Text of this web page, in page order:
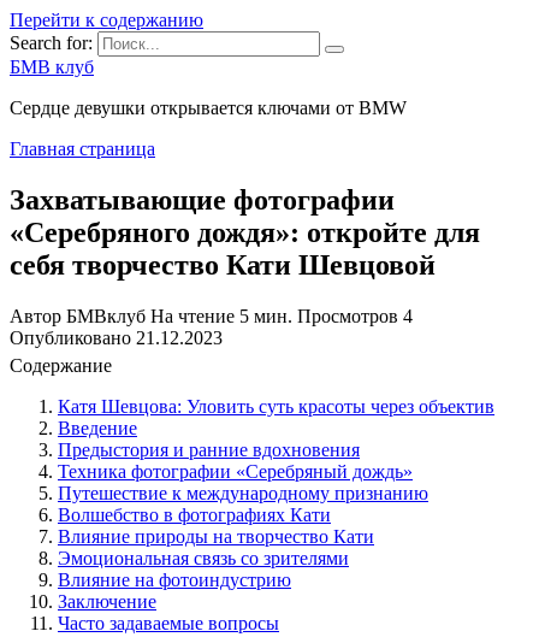
Перейти к содержанию
Search for:
БМВ клуб
Сердце девушки открывается ключами от BMW
Главная страница
Захватывающие фотографии
«Серебряного дождя»: откройте для
себя творчество Кати Шевцовой
Автор БМВклуб На чтение 5 мин. Просмотров 4
Опубликовано 21.12.2023
Содержание
Катя Шевцова: Уловить суть красоты через объектив
Введение
Предыстория и ранние вдохновения
Техника фотографии «Серебряный дождь»
Путешествие к международному признанию
Волшебство в фотографиях Кати
Влияние природы на творчество Кати
Эмоциональная связь со зрителями
Влияние на фотоиндустрию
Заключение
Часто задаваемые вопросы